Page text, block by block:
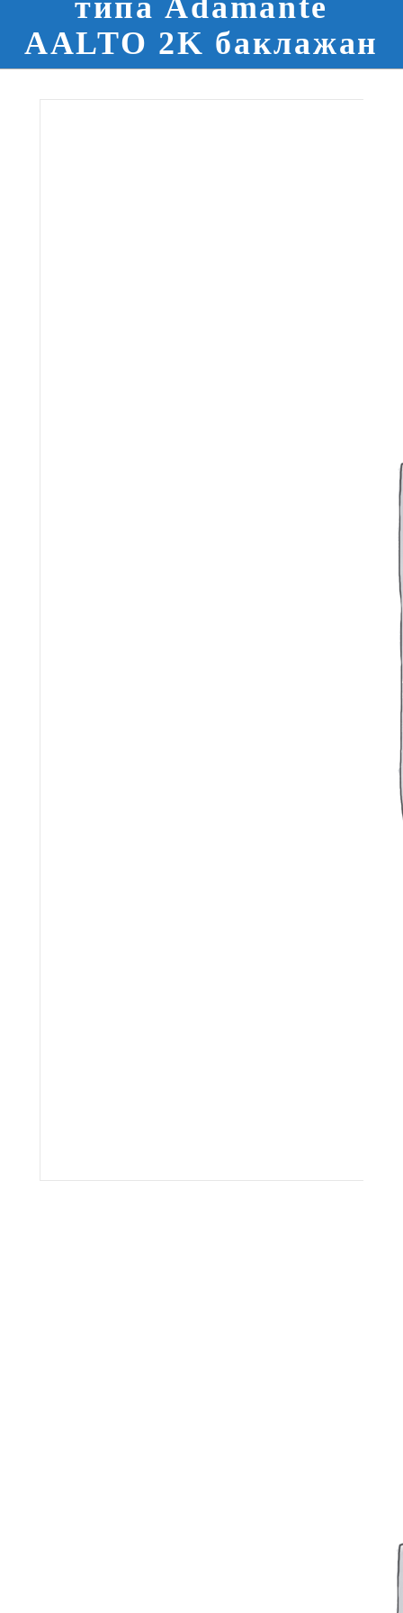
типа Adamante
AALTO 2K баклажан